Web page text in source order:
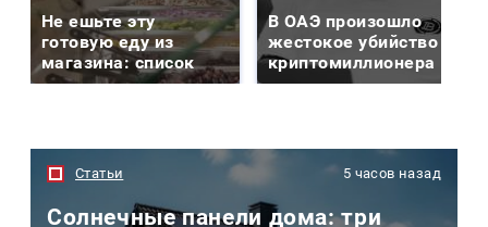
Не ешьте эту
готовую еду из
магазина: список
В ОАЭ произошло
жестокое убийство
криптомиллионера
Статьи 5 часов назад
Солнечные панели дома: три